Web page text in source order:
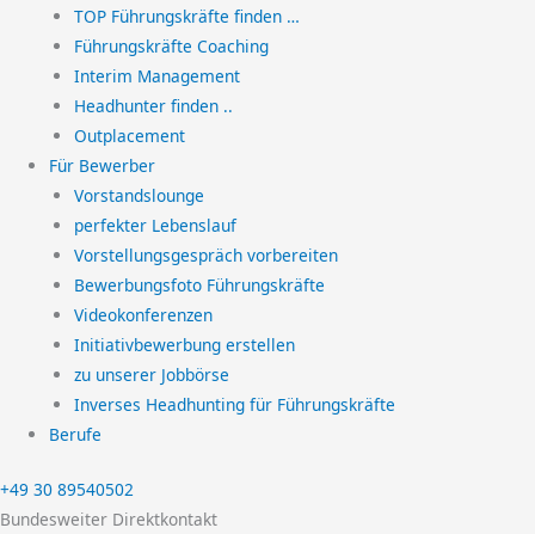
TOP Führungskräfte finden …
Führungskräfte Coaching
Interim Management
Headhunter finden ..
Outplacement
Für Bewerber
Vorstandslounge
perfekter Lebenslauf
Vorstellungsgespräch vorbereiten
Bewerbungsfoto Führungskräfte
Videokonferenzen
Initiativbewerbung erstellen
zu unserer Jobbörse
Inverses Headhunting für Führungskräfte
Berufe
+49 30 89540502
Bundesweiter Direktkontakt